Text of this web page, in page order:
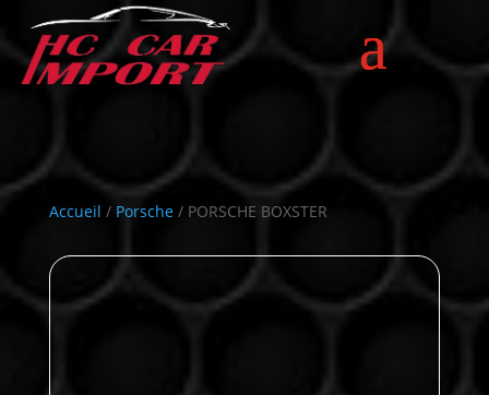
Accueil / Porsche/ PORSCHE BOXSTER